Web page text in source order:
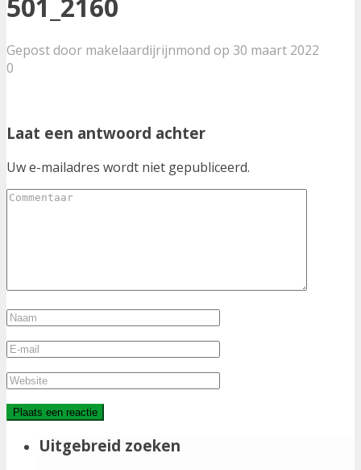
Gepost door makelaardijrijnmond op 30 maart 2022
0
Laat een antwoord achter
Uw e-mailadres wordt niet gepubliceerd.
Uitgebreid zoeken